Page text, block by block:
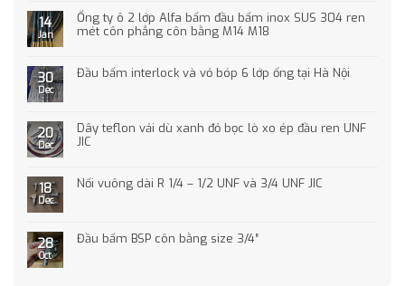
14
Jan
Ống ty ô 2 lớp Alfa bấm đầu bấm inox SUS 304 ren
mét côn phẳng côn bằng M14 M18
30
Dec
Đầu bấm interlock và vỏ bóp 6 lớp ống tại Hà Nội
20
Dec
Dây teflon vải dù xanh đỏ bọc lò xo ép đầu ren UNF
JIC
18
Dec
Nối vuông dài R 1/4 – 1/2 UNF và 3/4 UNF JIC
28
Oct
Đầu bấm BSP côn bằng size 3/4″